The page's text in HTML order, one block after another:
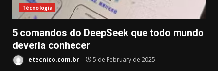
Técnologia
5 comandos do DeepSeek que todo mundo
deveria conhecer
etecnico.com.br 5 de February de 2025